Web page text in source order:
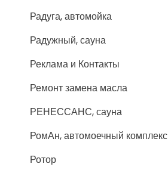
Радуга, автомойка
Радужный, сауна
Реклама и Контакты
Ремонт замена масла
РЕНЕССАНС, сауна
РомАн, автомоечный комплекс
Ротор